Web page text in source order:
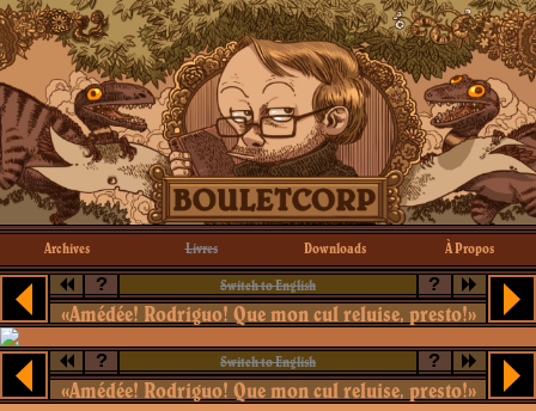
Archives Livres Downloads À Propos
? Switch to English ?
«Amédée! Rodriguo! Que mon cul reluise, presto!»
? Switch to English ?
«Amédée! Rodriguo! Que mon cul reluise, presto!»